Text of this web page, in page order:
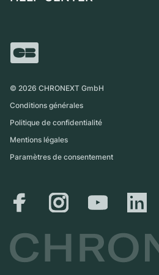
International
Magazine
Retrait sur place
© 2026 CHRONEXT GmbH
Conditions générales
Politique de confidentialité
Mentions légales
Paramètres de consentement